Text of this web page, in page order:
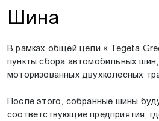
Шина
В рамках общей цели « Tegeta
пункты сбора автомобильных
моторизованных двухколесных
После этого, собранные шины
соответствующие предприятия,